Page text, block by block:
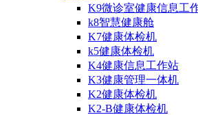
K9微诊室健康信息工
k8智慧健康舱
K7健康体检机
k5健康体检机
K4健康信息工作站
K3健康管理一体机
K2健康体检机
K2-B健康体检机